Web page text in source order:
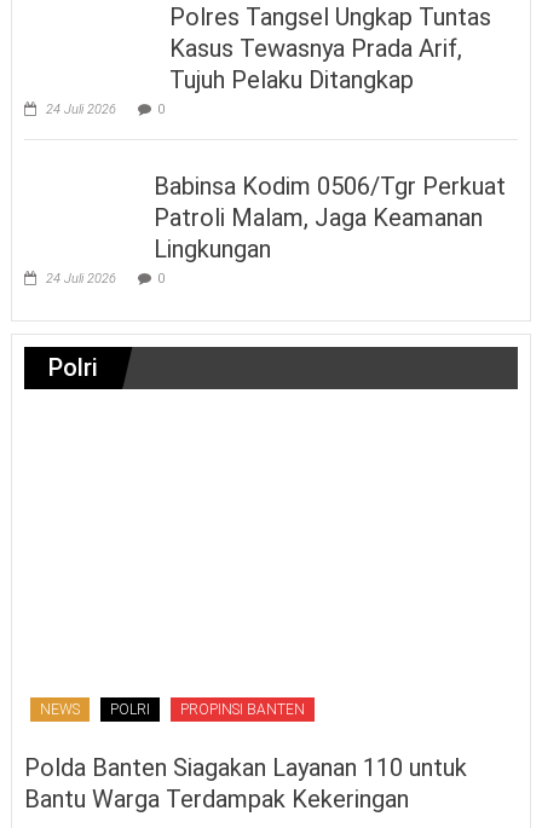
Polres Tangsel Ungkap Tuntas
Kasus Tewasnya Prada Arif,
Tujuh Pelaku Ditangkap
24 Juli 2026 0
Babinsa Kodim 0506/Tgr Perkuat
Patroli Malam, Jaga Keamanan
Lingkungan
24 Juli 2026 0
Polri
NEWS POLRI PROPINSI BANTEN
Polda Banten Siagakan Layanan 110 untuk
Bantu Warga Terdampak Kekeringan